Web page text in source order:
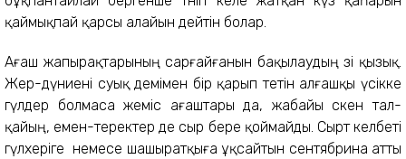
қаймықпай қарсы алайын дейтін болар.
Ағаш жапырақтарының сарғайғанын бақылаудың өзі қызық.
Жер-дүниені суық демімен бір қарып өтетін алғашқы үсікке
гүлдер болмаса жеміс ағаштары да, жабайы өскен тал-
қайың, емен-теректер де сыр бере қоймайды. Сырт келбеті
гүлхеріге немесе шашыратқыға ұқсайтын сентябрина атты